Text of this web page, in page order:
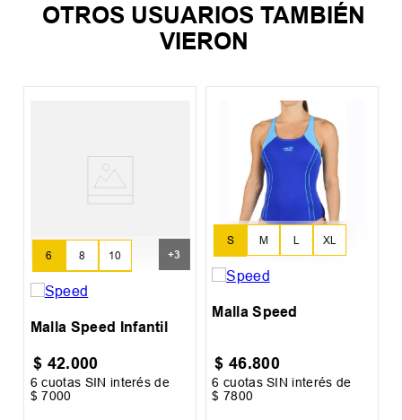
OTROS USUARIOS TAMBIÉN
VIERON
10
12 14
6 8 +3
Malla Speed Infantil
$ 42.000
6 cuotas SIN interés de
$ 7000
S L
M XL
XXL
Malla Speed
$ 46.800
6 cuotas SIN interés de
$ 7800